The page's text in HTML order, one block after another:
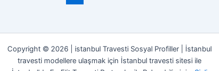
Copyright © 2026 | istanbul Travesti Sosyal Profiller | İstanbul
travesti modellere ulaşmak için İstanbul travesti sitesi ile